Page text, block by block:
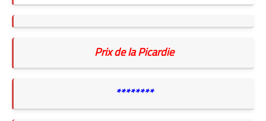
Prix de la Picardie
********